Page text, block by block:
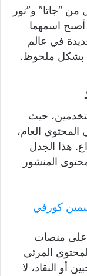
“جاتا” و”نور
اسمهما
في عالم
بشكل ملحوظ.
حيث
المحتوى العام،
هذا الجدل
المنشور
كورفي
على منصات
المرئي
النقاد، لا